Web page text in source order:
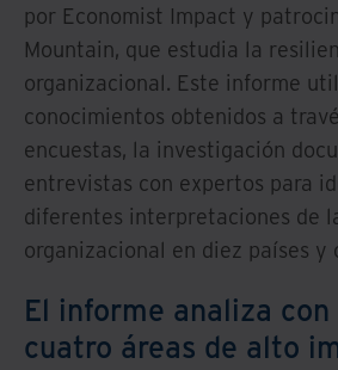
por Economist Impact y
Mountain, que estudia la
organizacional. Este informe
conocimientos obtenidos a
encuestas, la investigación
entrevistas con expertos para
diferentes interpretaciones de
organizacional en diez países y
El informe analiza
cuatro áreas de alto